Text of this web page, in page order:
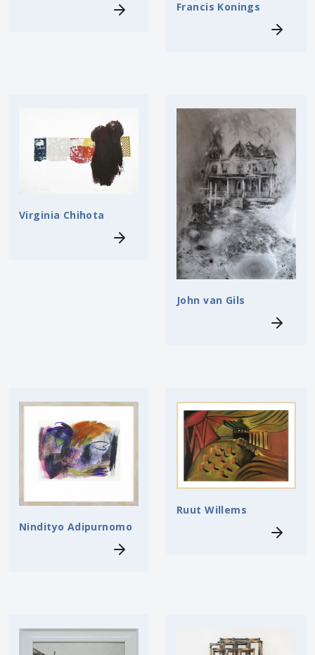
Francis Konings
Virginia Chihota
John van Gils
Nindityo Adipurnomo
Ruut Willems